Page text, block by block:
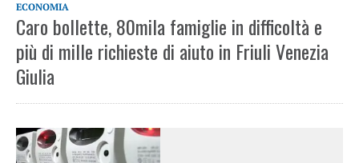
ECONOMIA
Caro bollette, 80mila famiglie in difficoltà e
più di mille richieste di aiuto in Friuli Venezia
Giulia